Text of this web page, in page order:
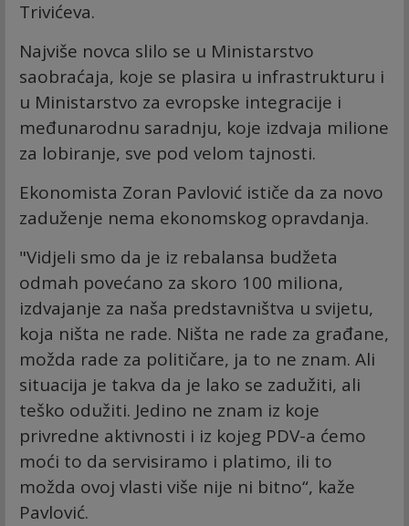
Trivićeva.
Najviše novca slilo se u Ministarstvo
saobraćaja, koje se plasira u infrastrukturu i
u Ministarstvo za evropske integracije i
međunarodnu saradnju, koje izdvaja milione
za lobiranje, sve pod velom tajnosti.
Ekonomista Zoran Pavlović ističe da za novo
zaduženje nema ekonomskog opravdanja.
"Vidjeli smo da je iz rebalansa budžeta
odmah povećano za skoro 100 miliona,
izdvajanje za naša predstavništva u svijetu,
koja ništa ne rade. Ništa ne rade za građane,
možda rade za političare, ja to ne znam. Ali
situacija je takva da je lako se zadužiti, ali
teško odužiti. Jedino ne znam iz koje
privredne aktivnosti i iz kojeg PDV-a ćemo
moći to da servisiramo i platimo, ili to
možda ovoj vlasti više nije ni bitno“, kaže
Pavlović.